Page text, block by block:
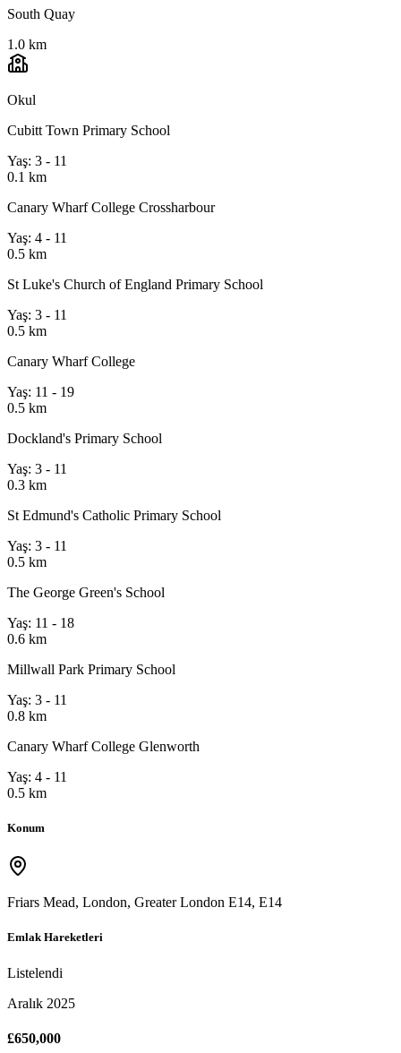
South Quay
1.0 km
Okul
Cubitt Town Primary School
Yaş: 3 - 11
0.1 km
Canary Wharf College Crossharbour
Yaş: 4 - 11
0.5 km
St Luke's Church of England Primary School
Yaş: 3 - 11
0.5 km
Canary Wharf College
Yaş: 11 - 19
0.5 km
Dockland's Primary School
Yaş: 3 - 11
0.3 km
St Edmund's Catholic Primary School
Yaş: 3 - 11
0.5 km
The George Green's School
Yaş: 11 - 18
0.6 km
Millwall Park Primary School
Yaş: 3 - 11
0.8 km
Canary Wharf College Glenworth
Yaş: 4 - 11
0.5 km
Konum
Friars Mead, London, Greater London E14, E14
Emlak Hareketleri
Listelendi
Aralık 2025
£650,000